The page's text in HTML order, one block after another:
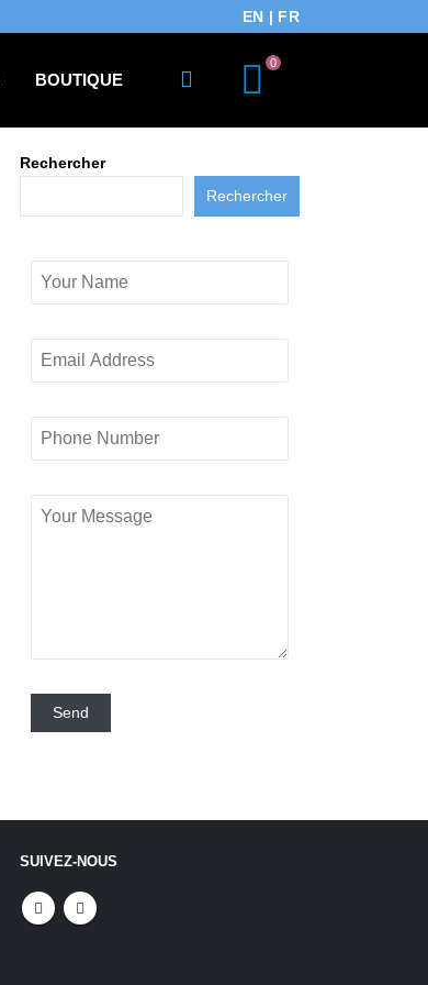
EN | FR
BOUTIQUE
0
Rechercher
Rechercher
SUIVEZ-NOUS